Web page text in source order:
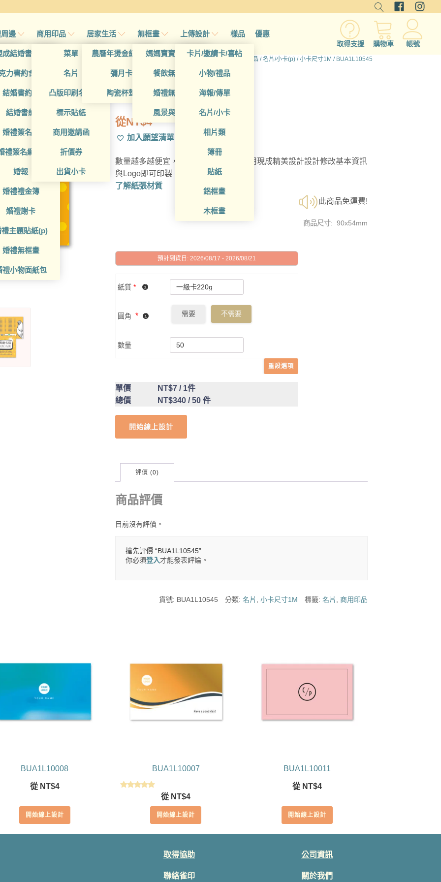
邊
成結婚書約夾
力書約含木座
結婚書約組
結婚書約
婚禮簽名簿
禮簽名綢(p)
婚報
婚禮禮金簿
婚禮謝卡
禮主題貼紙(p)
婚禮無框畫
禮小物面紙包
商用印品
菜單
名片
凸版印刷名片
標示貼紙
商用邀請函
折價券
出貨小卡
居家生活
農曆年燙金紅包袋
彌月卡
陶瓷杯墊
無框畫
媽媽寶寶無框畫
餐飲無框畫
婚禮無框畫
風景與藝術
上傳設計
卡片/邀請卡/喜帖
小物/禮品
海報/傳單
名片/小卡
相片類
簿冊
貼紙
鋁框畫
木框畫
樣品 優惠
取得支援 購物車 帳號
首頁 / 所有產品 /名片/小卡(p) /小卡尺寸1M / BUA1L10545
BUA1L10545
從NT$4
加入願望清單
數量越多越便宜，多種材質可選擇；利用現成精美設計設計修改基本資訊
與Logo即可印製。
了解紙張材質
此商品免運費!
商品尺寸: 90x54mm
預計到貨日: 2026/08/17 - 2026/08/21
紙質 *
圓角 * 需要 不需要
數量
重設選項
單價 NT$7 / 1件
總價
NT$340 / 50 件
開始線上設計
評價 (0)
商品評價
目前沒有評價。
搶先評價 “BUA1L10545”
你必須登入才能發表評論。
貨號: BUA1L10545 分類:名片 ,小卡尺寸1M 標籤:名片 ,商用印品
BUA1L10008
從 NT$4
開始線上設計
BUA1L10007
從 NT$4
開始線上設計
BUA1L10011
從 NT$4
開始線上設計
取得協助
聯絡雀印
公司資訊
關於我們